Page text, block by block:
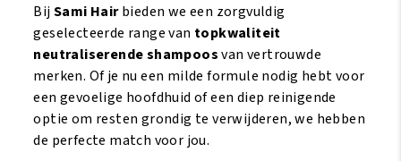
BijSami Hairbieden we een zorgvuldig
geselecteerde range van topkwaliteit
neutraliserende shampoosvan vertrouwde
merken. Of je nu een milde formule nodig hebt voor
een gevoelige hoofdhuid of een diep reinigende
optie om resten grondig te verwijderen, we hebben
de perfecte match voor jou.